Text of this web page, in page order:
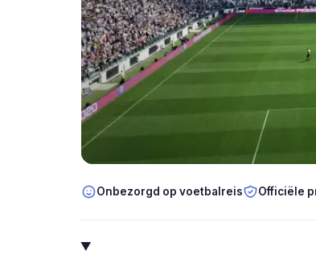
Onbezorgd op voetbalreis Officiële